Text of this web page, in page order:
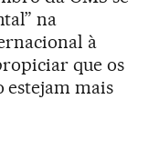
na
à
que os
mais